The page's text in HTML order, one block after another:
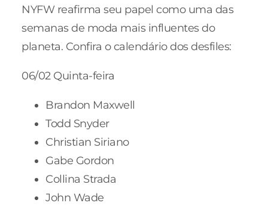
NYFW reafirma seu papel como uma das
semanas de moda mais influentes do
planeta. Confira o calendário dos desfiles:
06/02 Quinta-feira
Brandon Maxwell
Todd Snyder
Christian Siriano
Gabe Gordon
Collina Strada
John Wade